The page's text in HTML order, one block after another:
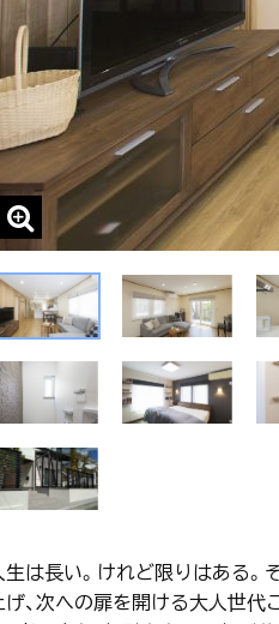
生は長い。けれど限りはある。
げ、次への扉を開ける大人世代